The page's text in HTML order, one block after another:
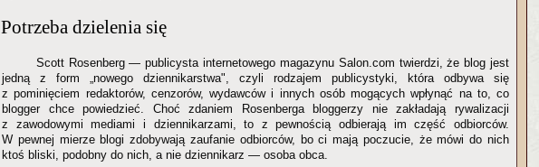
Potrzeba dzielenia się
Scott Rosenberg — publicysta internetowego magazynu Salon.com twierdzi, że blog jest
jedną z form „nowego dziennikarstwa", czyli rodzajem publicystyki, która odbywa się
z pominięciem redaktorów, cenzorów, wydawców i innych osób mogących wpłynąć na to, co
blogger chce powiedzieć. Choć zdaniem Rosenberga bloggerzy nie zakładają rywalizacji
z zawodowymi mediami i dziennikarzami, to z pewnością odbierają im część odbiorców.
W pewnej mierze blogi zdobywają zaufanie odbiorców, bo ci mają poczucie, że mówi do nich
ktoś bliski, podobny do nich, a nie dziennikarz — osoba obca.